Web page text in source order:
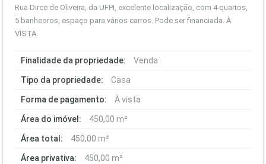
Rua Dirce de Oliveira, da UFPI, excelente localização, com 4 quartos,
5 banheoros, espaço para vários carros. Pode ser financiada. À
VISTA.
Finalidade da propriedade: Venda
Tipo da propriedade: Casa
Forma de pagamento: À vista
Área do imóvel: 450,00 m²
Área total: 450,00 m²
Área privativa: 450,00 m²